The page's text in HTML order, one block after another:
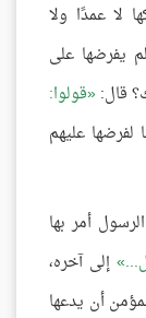
لا عمدًا ولا
يفرضها على
قال: قولوا:
عليهم
أمر بها
إلى آخره،
أن يدعها